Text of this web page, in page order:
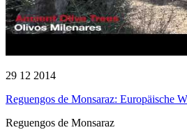
29 12 2014
Reguengos de Monsaraz: Europäische
Reguengos de Monsaraz